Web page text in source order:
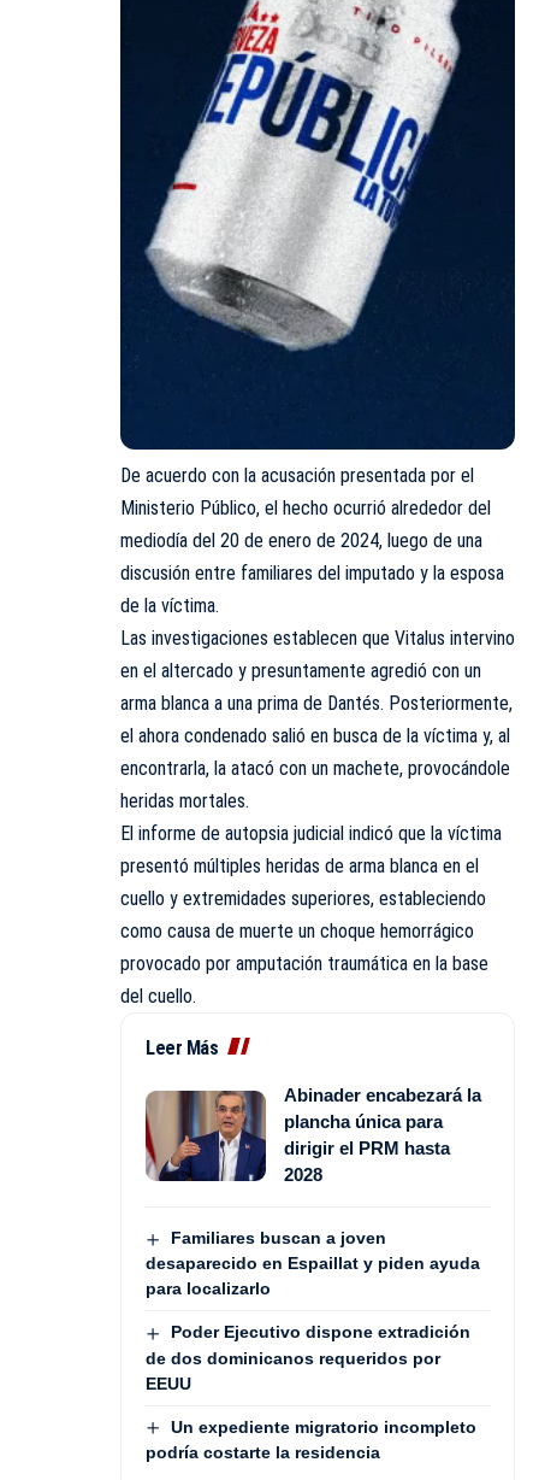
De acuerdo con la acusación presentada por el
Ministerio Público, el hecho ocurrió alrededor del
mediodía del 20 de enero de 2024, luego de una
discusión entre familiares del imputado y la esposa
de la víctima.
Las investigaciones establecen que Vitalus intervino
en el altercado y presuntamente agredió con un
arma blanca a una prima de Dantés. Posteriormente,
el ahora condenado salió en busca de la víctima y, al
encontrarla, la atacó con un machete, provocándole
heridas mortales.
El informe de autopsia judicial indicó que la víctima
presentó múltiples heridas de arma blanca en el
cuello y extremidades superiores, estableciendo
como causa de muerte un choque hemorrágico
provocado por amputación traumática en la base
del cuello.
Leer Más
Abinader encabezará la
plancha única para
dirigir el PRM hasta
2028
Familiares buscan a joven
desaparecido en Espaillat y piden ayuda
para localizarlo
Poder Ejecutivo dispone extradición
de dos dominicanos requeridos por
EEUU
Un expediente migratorio incompleto
podría costarte la residencia